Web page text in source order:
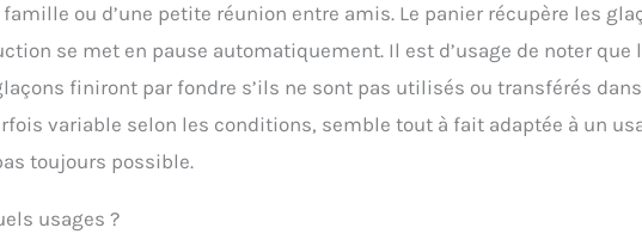
ou d’une petite réunion entre amis. Le panier récupère les
se met en pause automatiquement. Il est d’usage de noter que
finiront par fondre s’ils ne sont pas utilisés ou transférés
variable selon les conditions, semble tout à fait adaptée à un
toujours possible.
usages ?